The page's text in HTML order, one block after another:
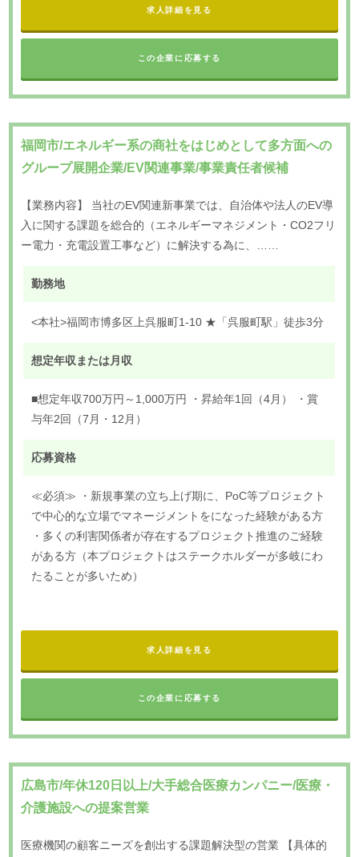
求人詳細を見る
この企業に応募する
福岡市/エネルギー系の商社をはじめとして多方面への
グループ展開企業/EV関連事業/事業責任者候補
【業務内容】 当社のEV関連新事業では、自治体や法人のEV導
入に関する課題を総合的（エネルギーマネジメント・CO2フリ
ー電力・充電設置工事など）に解決する為に、……
勤務地
<本社>福岡市博多区上呉服町1-10 ★「呉服町駅」徒歩3分
想定年収または月収
■想定年収700万円～1,000万円 ・昇給年1回（4月） ・賞
与年2回（7月・12月）
応募資格
≪必須≫ ・新規事業の立ち上げ期に、PoC等プロジェクト
で中心的な立場でマネージメントをになった経験がある方
・多くの利害関係者が存在するプロジェクト推進のご経験
がある方（本プロジェクトはステークホルダーが多岐にわ
たることが多いため）
求人詳細を見る
この企業に応募する
広島市/年休120日以上/大手総合医療カンパニー/医療・
介護施設への提案営業
医療機関の顧客ニーズを創出する課題解決型の営業 【具体的